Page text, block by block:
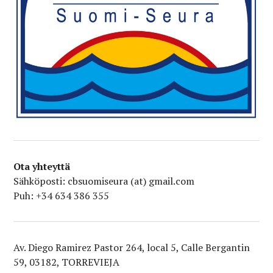
Ota yhteyttä
Sähköposti: cbsuomiseura (at) gmail.com
Puh: +34 634 386 355
Av. Diego Ramirez Pastor 264, local 5, Calle Bergantin
59, 03182, TORREVIEJA